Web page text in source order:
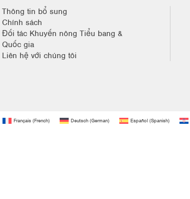
Thông tin bổ sung
Chính sách
Đối tác Khuyến nông Tiểu bang &
Quốc gia
Liên hệ với chúng tôi
Français(French) Deutsch(German) Español(Spanish)